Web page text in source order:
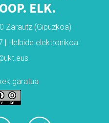
ELK.
Zarautz (Gipuzkoa)
| Helbide elektronikoa:
garatua